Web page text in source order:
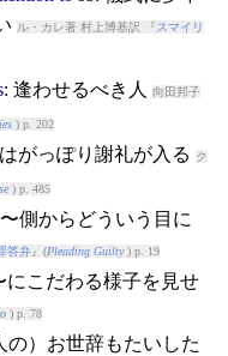
ル・カレ著 村上博基訳 『 スマイリ
: 逢わせるべき人 向田邦子
) p. 202
がっぽり謝礼が入る ク
) p. 485
側からどういう目に
答弁』(Pleading Guilty) p. 19
にこだわる様子を見せ
) p. 78
の）お世辞もたいした